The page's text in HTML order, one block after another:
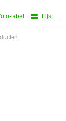
tabel Lijst